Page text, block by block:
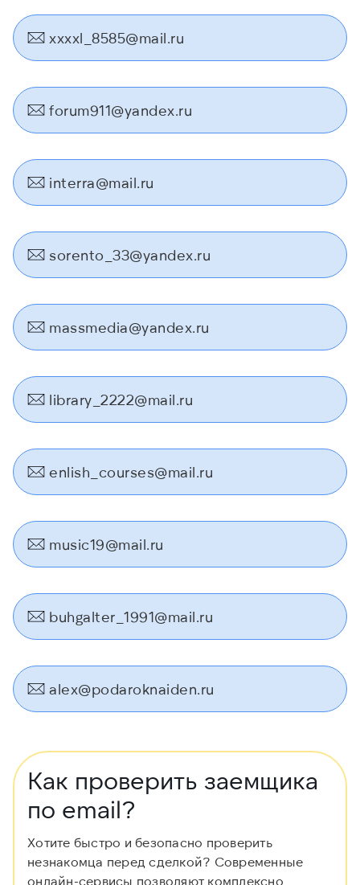
xxxxl_8585@mail.ru
forum911@yandex.ru
interra@mail.ru
sorento_33@yandex.ru
massmedia@yandex.ru
library_2222@mail.ru
enlish_courses@mail.ru
music19@mail.ru
buhgalter_1991@mail.ru
alex@podaroknaiden.ru
Как проверить заемщика
по email?
Хотите быстро и безопасно проверить
незнакомца перед сделкой? Современные
онлайн-сервисы позволяют комплексно